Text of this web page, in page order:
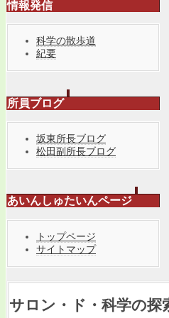
情報発信
科学の散歩道
紀要
所員ブログ
坂東所長ブログ
松田副所長ブログ
あいんしゅたいんページ
トップページ
サイトマップ
サロン・ド・科学の探